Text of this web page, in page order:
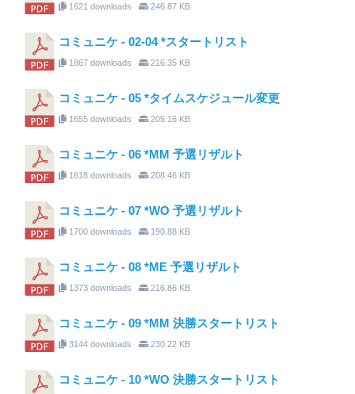
1621 downloads 246.87 KB
コミュニケ - 02-04 *スタートリスト
1867 downloads 216.35 KB
コミュニケ - 05 *タイムスケジュール変更
1655 downloads 205.16 KB
コミュニケ - 06 *MM 予選リザルト
1618 downloads 208.46 KB
コミュニケ - 07 *WO 予選リザルト
1700 downloads 190.88 KB
コミュニケ - 08 *ME 予選リザルト
1373 downloads 216.86 KB
コミュニケ - 09 *MM 決勝スタートリスト
3144 downloads 230.22 KB
コミュニケ - 10 *WO 決勝スタートリスト